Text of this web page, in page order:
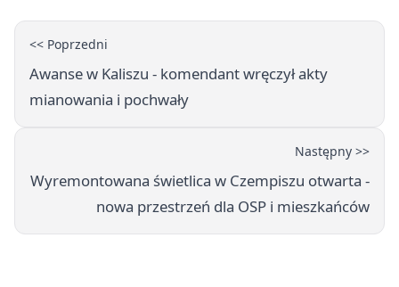
<< Poprzedni
Awanse w Kaliszu - komendant wręczył akty
mianowania i pochwały
Następny >>
Wyremontowana świetlica w Czempiszu otwarta -
nowa przestrzeń dla OSP i mieszkańców